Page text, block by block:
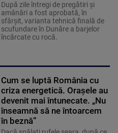
După zile întregi de pregătiri și
amânări a fost aprobată, în
sfârșit, varianta tehnică finală de
scufundare în Dunăre a barjelor
încărcate cu rocă.
Cum se luptă România cu
criza energetică. Orașele au
devenit mai întunecate. „Nu
înseamnă să ne întoarcem
în beznă”